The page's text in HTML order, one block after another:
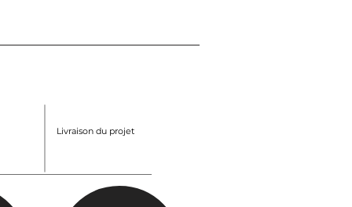
Livraison du projet